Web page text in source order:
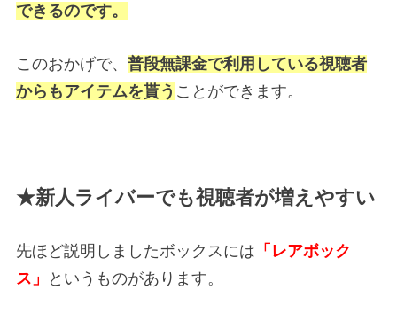
できるのです。
このおかげで、 普段無課金で利用している視聴者
からもアイテムを貰う ことができます。
★新人ライバーでも視聴者が増えやすい
先ほど説明しましたボックスには 「レアボック
ス」
というものがあります。